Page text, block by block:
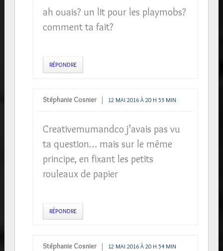
ah ouais? un lit pour les playmobs?
comment ta fait?
RÉPONDRE
Stéphanie Cosnier 12 MAI 2016 À 20 H 53 MIN
Creativemumandco j’avais pas vu
ta question… mais sur le même
principe, en fixant les petits
rouleaux de papier
RÉPONDRE
Stéphanie Cosnier 12 MAI 2016 À 20 H 54 MIN